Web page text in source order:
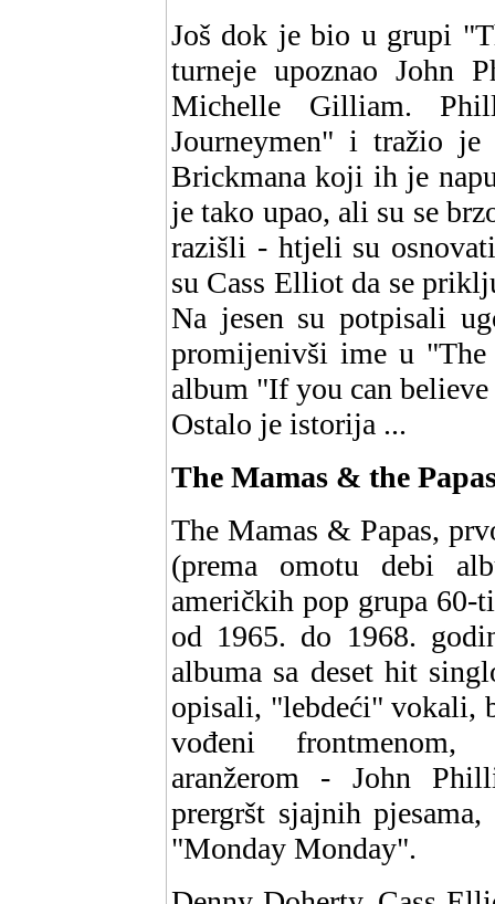
Još dok je bio u grupi
turneje upoznao John
Michelle Gilliam.
Journeymen" i tražio je
Brickmana koji ih je
je tako upao, ali su se
razišli - htjeli su
su Cass Elliot da se
Na jesen su potpisali
promijenivši ime u
album "If you can believe
Ostalo je istorija ...
The Mamas & the
The Mamas & Papas,
(prema omotu debi
američkih pop grupa
od 1965. do 1968.
albuma sa deset hit
opisali, "lebdeći" vokali,
vođeni frontmenom,
aranžerom - John
prergršt sjajnih
"Monday Monday".